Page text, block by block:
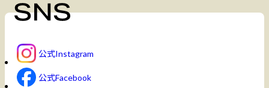
公式Instagram
公式Facebook